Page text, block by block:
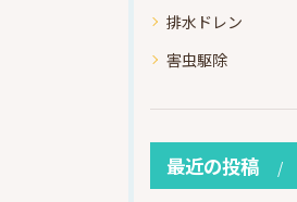
排水ドレン
害虫駆除
最近の投稿